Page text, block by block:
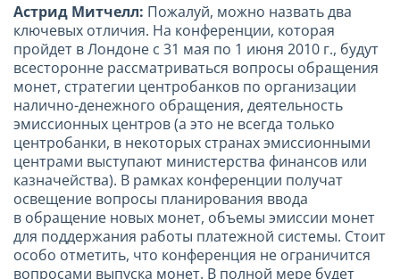
Астрид Митчелл: Пожалуй, можно назвать два
ключевых отличия. На конференции, которая
пройдет в Лондоне с 31 мая по 1 июня 2010 г., будут
всесторонне рассматриваться вопросы обращения
монет, стратегии центробанков по организации
налично-денежного обращения, деятельность
эмиссионных центров (а это не всегда только
центробанки, в некоторых странах эмиссионными
центрами выступают министерства финансов или
казначейства). В рамках конференции получат
освещение вопросы планирования ввода
в обращение новых монет, объемы эмиссии монет
для поддержания работы платежной системы. Стоит
особо отметить, что конференция не ограничится
вопросами выпуска монет. В полной мере будет